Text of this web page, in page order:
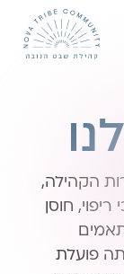
הקהילה,
חוסן
פועלת